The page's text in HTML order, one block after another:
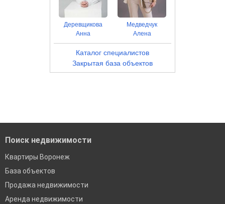
Деревщикова
Анна
Медведчук
Алена
Каталог специалистов
Закрытая база объектов
Поиск недвижимости
Квартиры Воронеж
База объектов
Продажа недвижимости
Аренда недвижимости